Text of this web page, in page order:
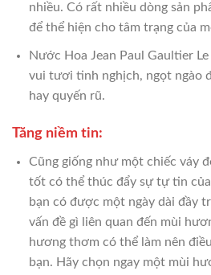
nhiều. Có rất nhiều dòng sản
để thể hiện cho tâm trạng của
Nước Hoa Jean Paul Gaultier
vui tươi tinh nghịch, ngọt ngào
hay quyến rũ.
Tăng niềm tin:
Cũng giống như một chiếc váy
tốt có thể thúc đẩy sự tự tin của
bạn có được một ngày dài đầy
vấn đề gì liên quan đến mùi
hương thơm có thể làm nên
bạn. Hãy chọn ngay một mùi